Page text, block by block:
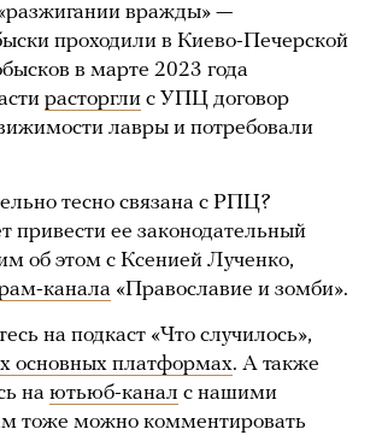
вражды» —
проходили в Киево-Печерской
в марте 2023 года
расторгли с УПЦ договор
лавры и потребовали
тесно связана с РПЦ?
привести ее законодательный
об этом с Ксенией Лученко,
канала «Православие и зомби».
на подкаст «Что случилось»,
основных платформах. А также
на ютьюб-канал с нашими
тоже можно комментировать